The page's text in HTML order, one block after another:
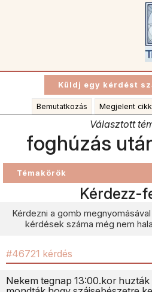
Bemutatkozás Megjelent
Választott
foghúzás
Témakörök
Kérdezz-
Kérdezni a gomb
kérdések száma még nem
#46721 kérdés
Nekem tegnap 13:00.kor